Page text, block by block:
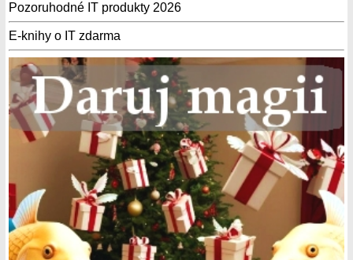
Pozoruhodné IT produkty 2026
E-knihy o IT zdarma